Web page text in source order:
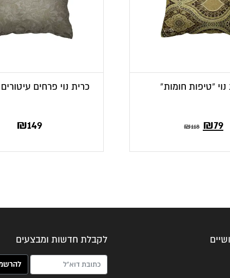
“טיפות חומות”
₪118 ₪79
כרית נוי פרחים עיטורים
₪149
לקבלת חדשות ומבצעים
האימייל שלך (חובה)